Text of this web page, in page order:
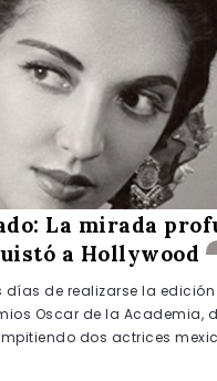
La mirada
a Hollywood
días de realizarse la
Oscar de la Academia,
dos actrices